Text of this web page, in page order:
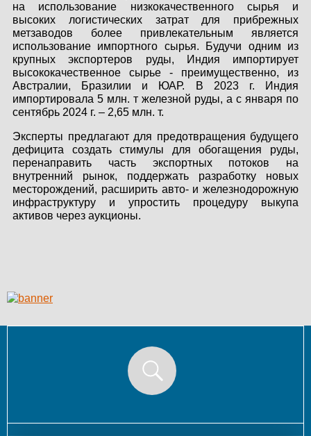
на использование низкокачественного сырья и
высоких логистических затрат для прибрежных
метзаводов более привлекательным является
использование импортного сырья. Будучи одним из
крупных экспортеров руды, Индия импортирует
высококачественное сырье - преимущественно, из
Австралии, Бразилии и ЮАР. В 2023 г. Индия
импортировала 5 млн. т железной руды, а с января по
сентябрь 2024 г. – 2,65 млн. т.
Эксперты предлагают для предотвращения будущего
дефицита создать стимулы для обогащения руды,
перенаправить часть экспортных потоков на
внутренний рынок, поддержать разработку новых
месторождений, расширить авто- и железнодорожную
инфраструктуру и упростить процедуру выкупа
активов через аукционы.